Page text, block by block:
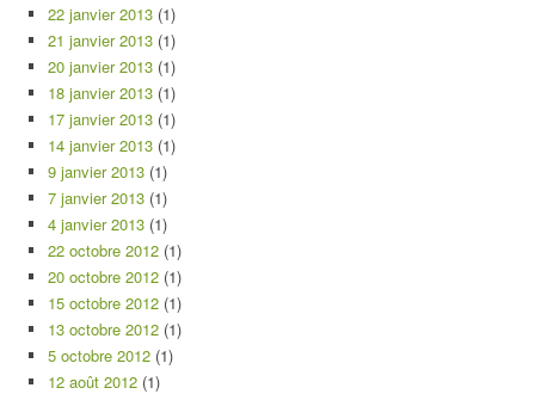
22 janvier 2013 (1)
21 janvier 2013 (1)
20 janvier 2013 (1)
18 janvier 2013 (1)
17 janvier 2013 (1)
14 janvier 2013 (1)
9 janvier 2013 (1)
7 janvier 2013 (1)
4 janvier 2013 (1)
22 octobre 2012 (1)
20 octobre 2012 (1)
15 octobre 2012 (1)
13 octobre 2012 (1)
5 octobre 2012 (1)
12 août 2012 (1)